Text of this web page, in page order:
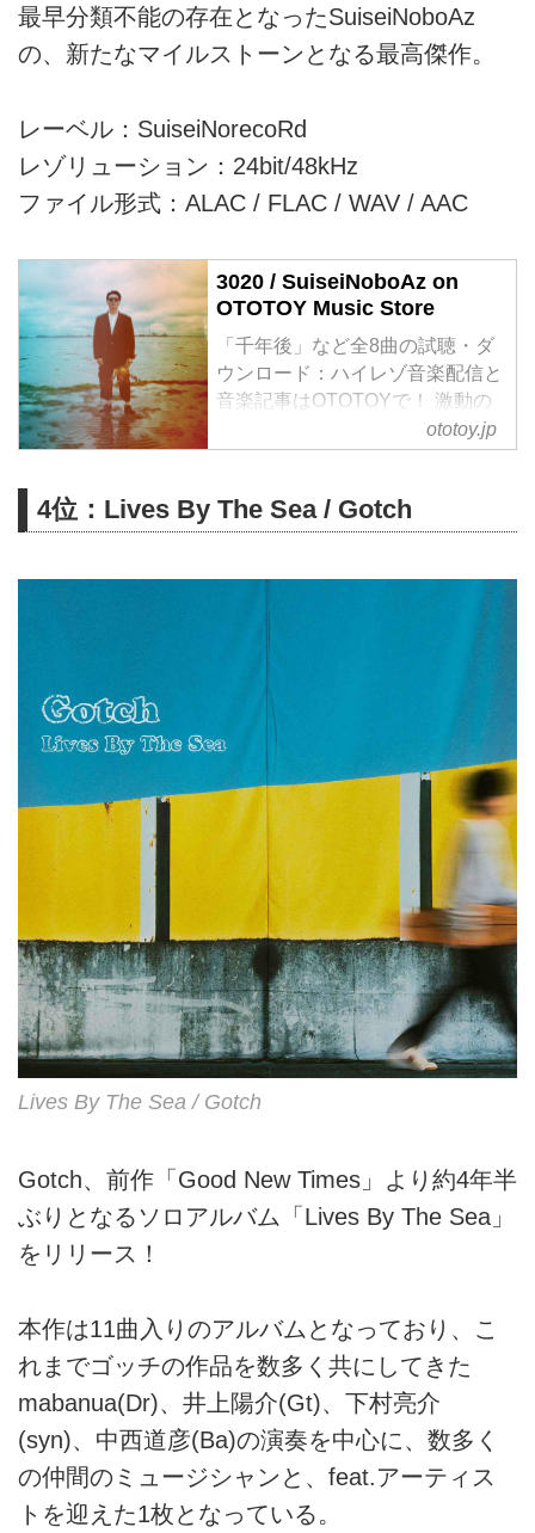
最早分類不能の存在となったSuiseiNoboAz
の、新たなマイルストーンとなる最高傑作。
レーベル：SuiseiNorecoRd
レゾリューション：24bit/48kHz
ファイル形式：ALAC / FLAC / WAV / AAC
3020 / SuiseiNoboAz on
OTOTOY Music Store
「千年後」など全8曲の試聴・ダ
ウンロード：ハイレゾ音楽配信と
音楽記事はOTOTOYで！ 激動の
2020年を予言するかのような先
行シングルより9ヵ月の時を経
待望のニューアルバムのリリース
が決定!圧倒的なスケールで、し
ototoy.jp
4位：Lives By The Sea / Gotch
Lives By The Sea / Gotch
Gotch、前作「Good New Times」より約4年半
ぶりとなるソロアルバム「Lives By The Sea」
をリリース！
本作は11曲入りのアルバムとなっており、こ
れまでゴッチの作品を数多く共にしてきた
mabanua(Dr)、井上陽介(Gt)、下村亮介
(syn)、中西道彦(Ba)の演奏を中心に、数多く
の仲間のミュージシャンと、feat.アーティス
トを迎えた1枚となっている。